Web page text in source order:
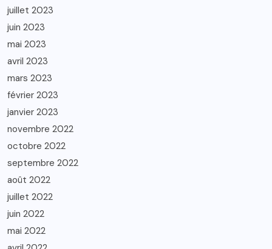
juillet 2023
juin 2023
mai 2023
avril 2023
mars 2023
février 2023
janvier 2023
novembre 2022
octobre 2022
septembre 2022
août 2022
juillet 2022
juin 2022
mai 2022